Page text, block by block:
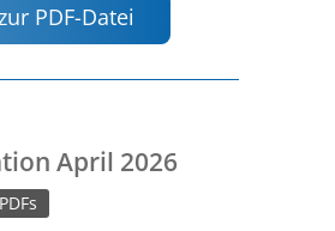
PDF-Datei
April 2026